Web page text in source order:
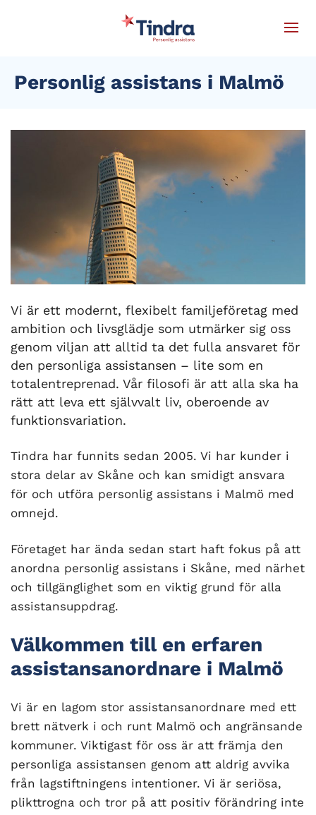
Personlig assistans i Malmö
Vi är ett modernt, flexibelt familjeföretag med
ambition och livsglädje som utmärker sig oss
genom viljan att alltid ta det fulla ansvaret för
den personliga assistansen – lite som en
totalentreprenad. Vår filosofi är att alla ska ha
rätt att leva ett självvalt liv, oberoende av
funktionsvariation.
Tindra har funnits sedan 2005. Vi har kunder i
stora delar av Skåne och kan smidigt ansvara
för och utföra personlig assistans i Malmö med
omnejd.
Företaget har ända sedan start haft fokus på att
anordna personlig assistans i Skåne, med närhet
och tillgänglighet som en viktig grund för alla
assistansuppdrag.
Välkommen till en erfaren
assistansanordnare i Malmö
Vi är en lagom stor assistansanordnare med ett
brett nätverk i och runt Malmö och angränsande
kommuner. Viktigast för oss är att främja den
personliga assistansen genom att aldrig avvika
från lagstiftningens intentioner. Vi är seriösa,
plikttrogna och tror på att positiv förändring inte